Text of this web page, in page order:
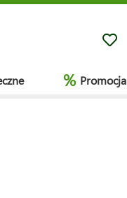
% Promocja